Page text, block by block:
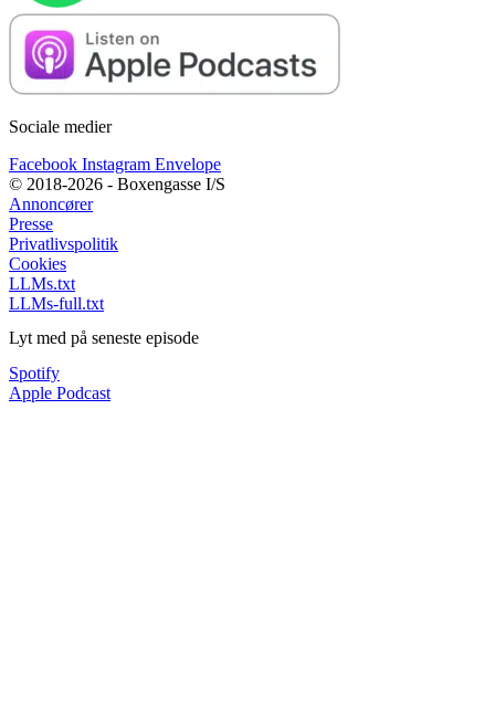
Sociale medier
Facebook Instagram Envelope
© 2018-2026 - Boxengasse I/S
Annoncører
Presse
Privatlivspolitik
Cookies
LLMs.txt
LLMs-full.txt
Lyt med på seneste episode
Spotify
Apple Podcast